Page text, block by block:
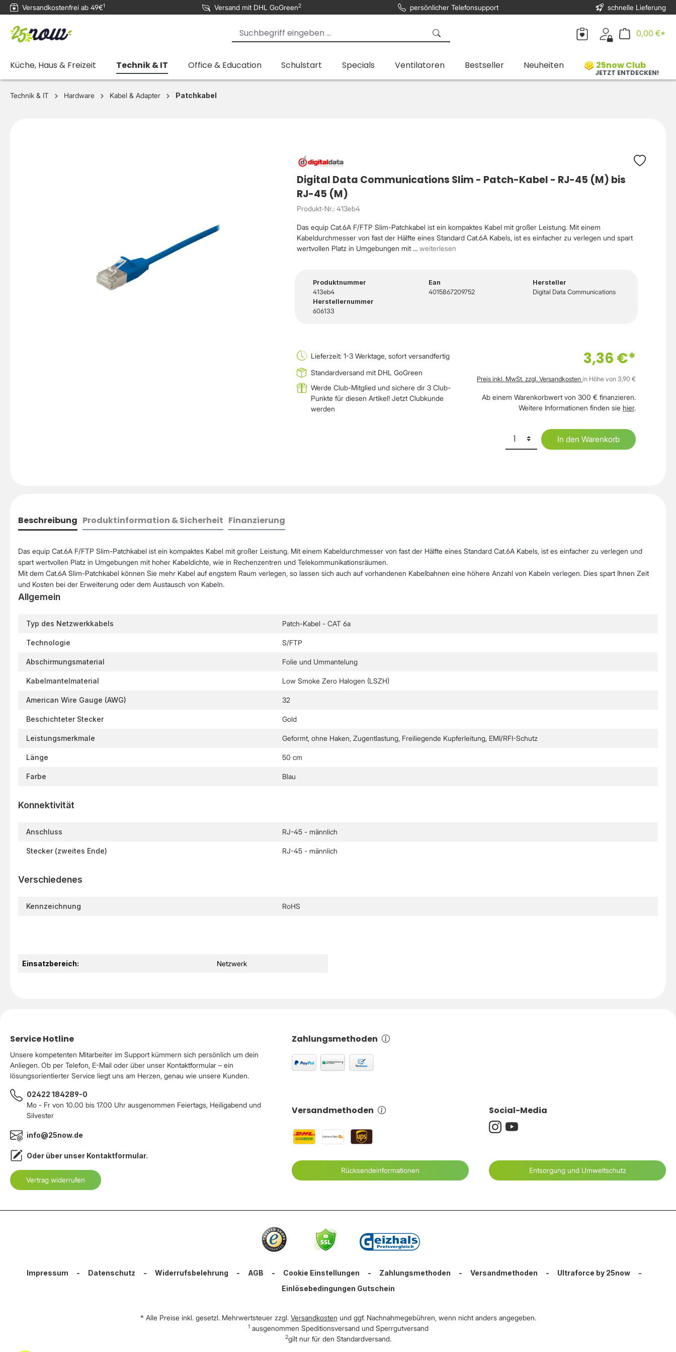
springen Zur Hauptnavigation springen
Versandkostenfrei ab 49€1 Versand mit DHL GoGreen2 persönlicher Telefonsupport schnelle Lieferung
0,00 €*
Küche, Haus & Freizeit Technik & IT Office & Education Schulstart Specials Ventilatoren Bestseller Neuheiten 25now Club
JETZT ENTDECKEN!
Technik & IT Hardware Kabel & Adapter Patchkabel
Digital Data Communications Slim - Patch-Kabel - RJ-45 (M) bis
RJ-45 (M)
Produkt-Nr.: 413eb4
Das equip Cat.6A F/FTP Slim-Patchkabel ist ein kompaktes Kabel mit großer Leistung. Mit einem
Kabeldurchmesser von fast der Hälfte eines Standard Cat.6A Kabels, ist es einfacher zu verlegen und spart
wertvollen Platz in Umgebungen mit ... weiterlesen
Produktnummer
413eb4
Ean
4015867209752
Hersteller
Digital Data Communications
Herstellernummer
606133
Lieferzeit: 1-3 Werktage, sofort versandfertig
Standardversand mit DHL GoGreen
Werde Club-Mitglied und sichere dir 3 Club-
Punkte für diesen Artikel! Jetzt Clubkunde
werden
3,36 €*
Preis inkl. MwSt. zzgl. Versandkosten in Höhe von 3,90 €
Ab einem Warenkorbwert von 300 € finanzieren.
Weitere Informationen finden sie hier.
In den Warenkorb
Beschreibung Produktinformation & Sicherheit Finanzierung
Das equip Cat.6A F/FTP Slim-Patchkabel ist ein kompaktes Kabel mit großer Leistung. Mit einem Kabeldurchmesser von fast der Hälfte eines Standard Cat.6A Kabels, ist es einfacher zu verlegen und
spart wertvollen Platz in Umgebungen mit hoher Kabeldichte, wie in Rechenzentren und Telekommunikationsräumen.
Mit dem Cat.6A Slim-Patchkabel können Sie mehr Kabel auf engstem Raum verlegen, so lassen sich auch auf vorhandenen Kabelbahnen eine höhere Anzahl von Kabeln verlegen. Dies spart Ihnen Zeit
und Kosten bei der Erweiterung oder dem Austausch von Kabeln.
Allgemein
Typ des Netzwerkkabels Patch-Kabel - CAT 6a
Technologie S/FTP
Abschirmungsmaterial Folie und Ummantelung
Kabelmantelmaterial Low Smoke Zero Halogen (LSZH)
American Wire Gauge (AWG) 32
Beschichteter Stecker Gold
Leistungsmerkmale Geformt, ohne Haken, Zugentlastung, Freiliegende Kupferleitung, EMI/RFI-Schutz
Länge 50 cm
Farbe Blau
Konnektivität
Anschluss RJ-45 - männlich
Stecker (zweites Ende) RJ-45 - männlich
Verschiedenes
Kennzeichnung RoHS
Einsatzbereich: Netzwerk
Service Hotline
Unsere kompetenten Mitarbeiter im Support kümmern sich persönlich um dein
Anliegen. Ob per Telefon, E-Mail oder über unser Kontaktformular – ein
lösungsorientierter Service liegt uns am Herzen, genau wie unsere Kunden.
02422 184289-0
Mo - Fr von 10.00 bis 17.00 Uhr ausgenommen Feiertags, Heiligabend und
Silvester
info@25now.de
Oder über unser Kontaktformular.
Vertrag widerrufen
Zahlungsmethoden
Versandmethoden
Rücksendeinformationen Entsorgung und Umweltschutz
Social-Media
Impressum - Datenschutz - Widerrufsbelehrung - AGB - Cookie Einstellungen - Zahlungsmethoden - Versandmethoden - Ultraforce by 25now
-
Einlösebedingungen Gutschein
* Alle Preise inkl. gesetzl. Mehrwertsteuer zzgl. Versandkosten und ggf. Nachnahmegebühren, wenn nicht anders angegeben.
1 ausgenommen Speditionsversand und Sperrgutversand
2gilt nur für den Standardversand.